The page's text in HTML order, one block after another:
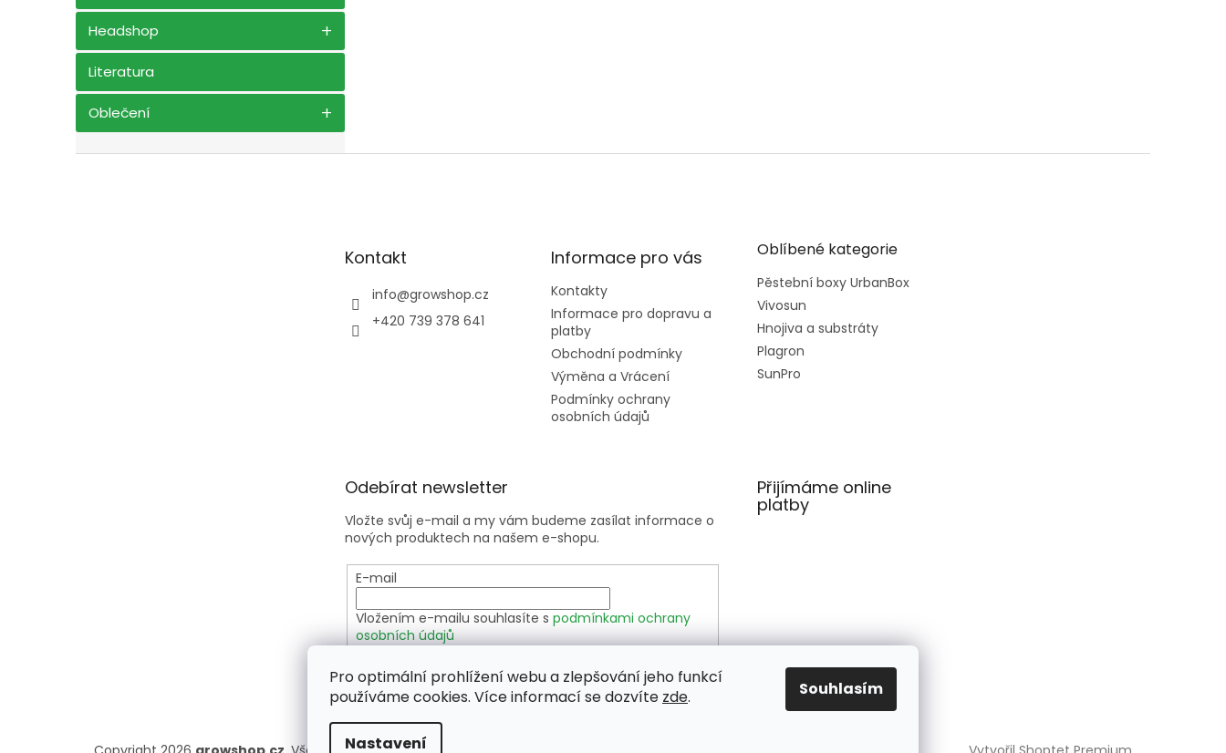
Pro optimální prohlížení webu a zlepšování jeho funkcí
používáme cookies. Více informací se dozvíte zde.
Nastavení
Souhlasím
Headshop
Literatura
Oblečení
Kontakt
info@growshop.cz
+420 739 378 641
Informace pro vás
Kontakty
Informace pro dopravu a
platby
Obchodní podmínky
Výměna a Vrácení
Podmínky ochrany
osobních údajů
Oblíbené kategorie
Pěstební boxy UrbanBox
Vivosun
Hnojiva a substráty
Plagron
SunPro
Odebírat newsletter
Vložte svůj e-mail a my vám budeme zasílat informace o
nových produktech na našem e-shopu.
E-mail
Vložením e-mailu souhlasíte s podmínkami ochrany
osobních údajů
PŘIHLÁSIT SE
Přijímáme online
platby